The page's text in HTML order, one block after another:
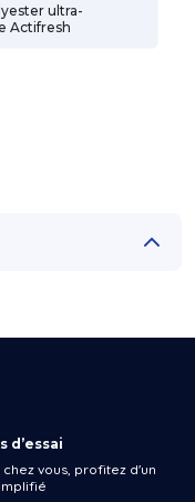
ultra-
Actifresh
d’essai
chez vous, profitez d'un